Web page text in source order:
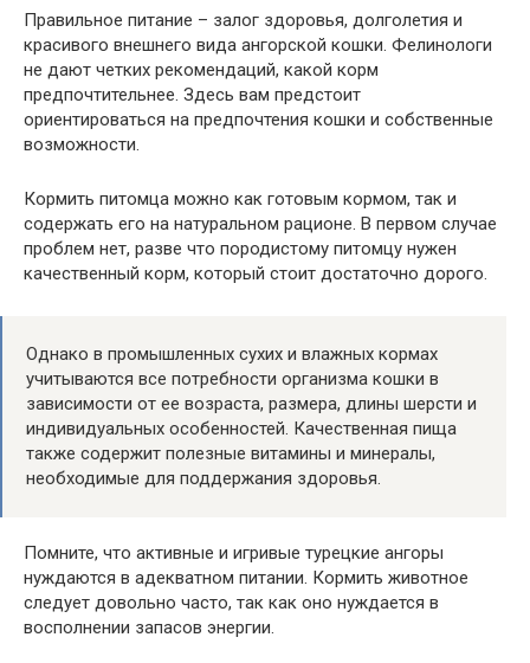
Правильное питание – залог здоровья, долголетия и
красивого внешнего вида ангорской кошки. Фелинологи
не дают четких рекомендаций, какой корм
предпочтительнее. Здесь вам предстоит
ориентироваться на предпочтения кошки и собственные
возможности.
Кормить питомца можно как готовым кормом, так и
содержать его на натуральном рационе. В первом случае
проблем нет, разве что породистому питомцу нужен
качественный корм, который стоит достаточно дорого.
Однако в промышленных сухих и влажных кормах
учитываются все потребности организма кошки в
зависимости от ее возраста, размера, длины шерсти и
индивидуальных особенностей. Качественная пища
также содержит полезные витамины и минералы,
необходимые для поддержания здоровья.
Помните, что активные и игривые турецкие ангоры
нуждаются в адекватном питании. Кормить животное
следует довольно часто, так как оно нуждается в
восполнении запасов энергии.